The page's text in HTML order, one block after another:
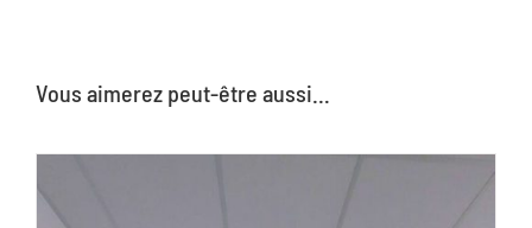
Vous aimerez peut-être aussi…